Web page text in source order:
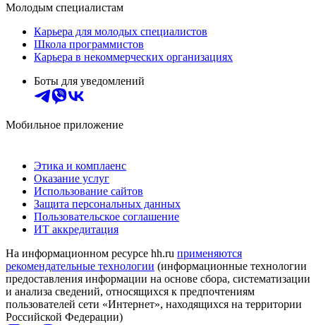
Молодым специалистам
Карьера для молодых специалистов
Школа программистов
Карьера в некоммерческих организациях
Боты для уведомлений
Мобильное приложение
Этика и комплаенс
Оказание услуг
Использование сайтов
Защита персональных данных
Пользовательское соглашение
ИТ аккредитация
На информационном ресурсе hh.ru применяются
рекомендательные технологии (информационные технологии
предоставления информации на основе сбора, систематизации
и анализа сведений, относящихся к предпочтениям
пользователей сети «Интернет», находящихся на территории
Российской Федерации)